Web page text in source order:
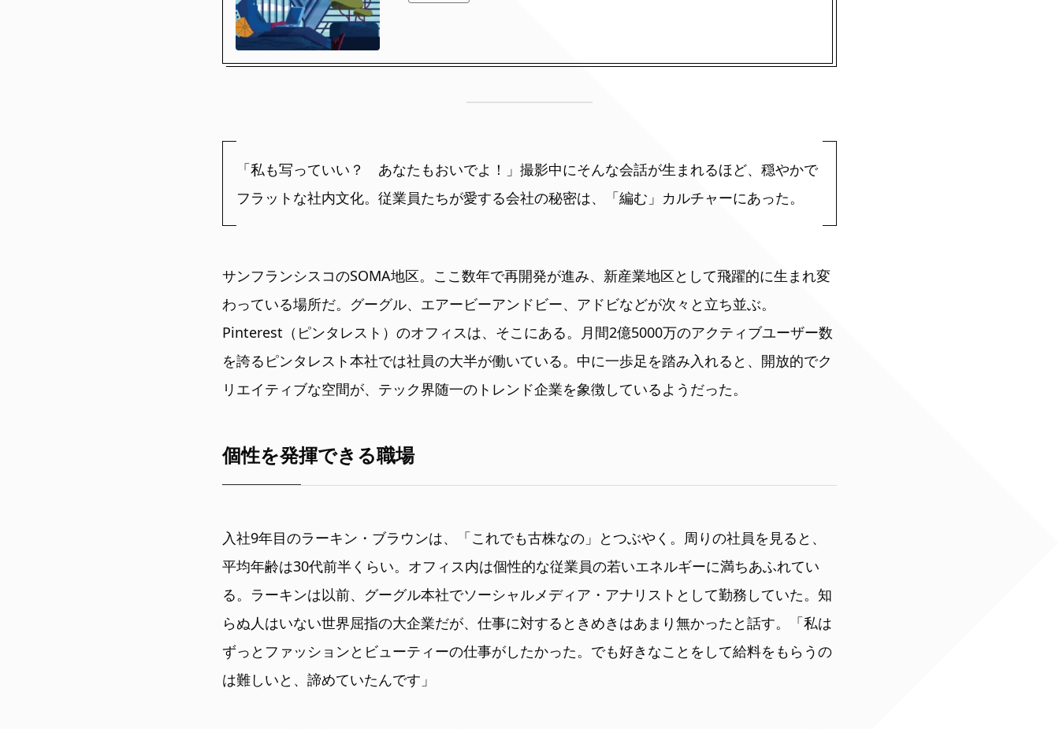
「私も写っていい？ あなたもおいでよ！」撮影中にそんな会話が生まれるほど、穏やかで
フラットな社内文化。従業員たちが愛する会社の秘密は、「編む」カルチャーにあった。
サンフランシスコのSOMA地区。ここ数年で再開発が進み、新産業地区として飛躍的に生まれ変
わっている場所だ。グーグル、エアービーアンドビー、アドビなどが次々と立ち並ぶ。
Pinterest（ピンタレスト）のオフィスは、そこにある。月間2億5000万のアクティブユーザー数
を誇るピンタレスト本社では社員の大半が働いている。中に一歩足を踏み入れると、開放的でク
リエイティブな空間が、テック界随一のトレンド企業を象徴しているようだった。
個性を発揮できる職場
入社9年目のラーキン・ブラウンは、「これでも古株なの」とつぶやく。周りの社員を見ると、
平均年齢は30代前半くらい。オフィス内は個性的な従業員の若いエネルギーに満ちあふれてい
る。ラーキンは以前、グーグル本社でソーシャルメディア・アナリストとして勤務していた。知
らぬ人はいない世界屈指の大企業だが、仕事に対するときめきはあまり無かったと話す。「私は
ずっとファッションとビューティーの仕事がしたかった。でも好きなことをして給料をもらうの
は難しいと、諦めていたんです」